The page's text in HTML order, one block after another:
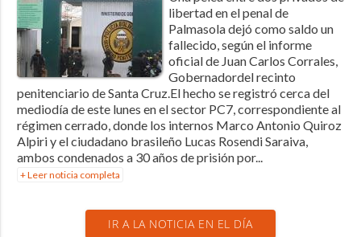
libertad en el penal de
Palmasola dejó como saldo un
fallecido, según el informe
oficial de Juan Carlos Corrales,
Gobernadordel recinto
penitenciario de Santa Cruz.El hecho se registró cerca del
mediodía de este lunes en el sector PC7, correspondiente al
régimen cerrado, donde los internos Marco Antonio Quiroz
Alpiri y el ciudadano brasileño Lucas Rosendi Saraiva,
ambos condenados a 30 años de prisión por...
+ Leer noticia completa
IR A LA NOTICIA EN EL DÍA